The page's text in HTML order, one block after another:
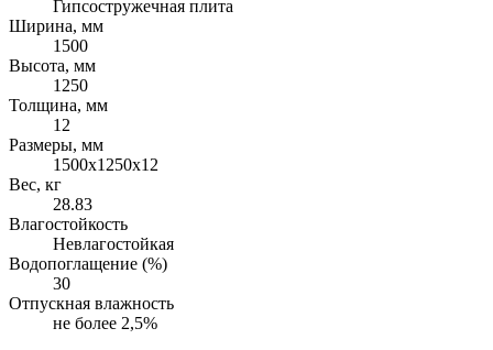
Гипсостружечная плита
Ширина, мм
1500
Высота, мм
1250
Толщина, мм
12
Размеры, мм
1500х1250х12
Вес, кг
28.83
Влагостойкость
Невлагостойкая
Водопоглащение (%)
30
Отпускная влажность
не более 2,5%